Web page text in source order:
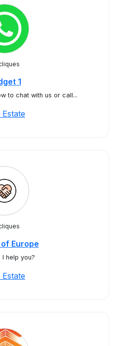
1
to chat with us or call...
Estate
Europe
I help you?
Estate